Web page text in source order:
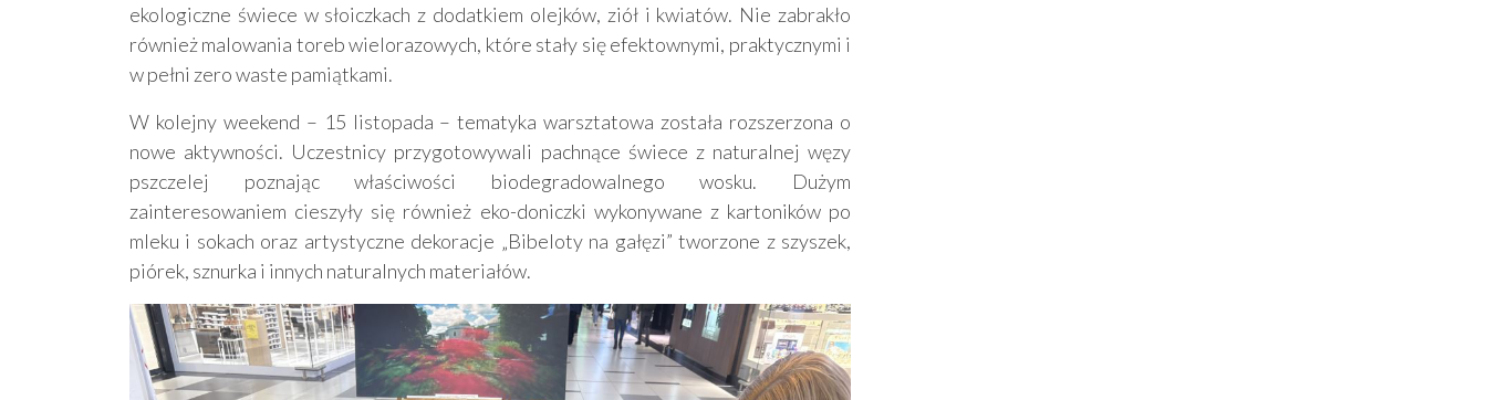
ekologiczne świece w słoiczkach z dodatkiem olejków, ziół i kwiatów. Nie zabrakło
również malowania toreb wielorazowych, które stały się efektownymi, praktycznymi i
w pełni zero waste pamiątkami.
W kolejny weekend – 15 listopada – tematyka warsztatowa została rozszerzona o
nowe aktywności. Uczestnicy przygotowywali pachnące świece z naturalnej węzy
pszczelej poznając właściwości biodegradowalnego wosku. Dużym
zainteresowaniem cieszyły się również eko-doniczki wykonywane z kartoników po
mleku i sokach oraz artystyczne dekoracje „Bibeloty na gałęzi” tworzone z szyszek,
piórek, sznurka i innych naturalnych materiałów.